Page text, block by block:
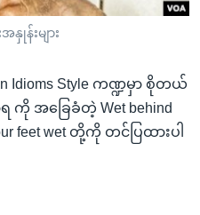
န်းများ
Idioms Style ကဏ္ဍမှာ စိုတယ်
ကို အခြေခံတဲ့ Wet behind
feet wet တို့ကို တင်ပြထားပါ